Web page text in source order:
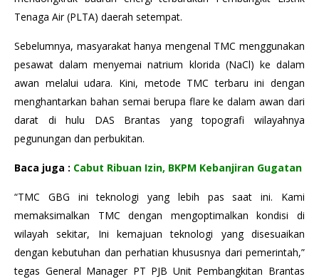
Tenaga Air (PLTA) daerah setempat.
Sebelumnya, masyarakat hanya mengenal TMC menggunakan
pesawat dalam menyemai natrium klorida (NaCl) ke dalam
awan melalui udara. Kini, metode TMC terbaru ini dengan
menghantarkan bahan semai berupa flare ke dalam awan dari
darat di hulu DAS Brantas yang topografi wilayahnya
pegunungan dan perbukitan.
Baca juga : Cabut Ribuan Izin, BKPM Kebanjiran Gugatan
“TMC GBG ini teknologi yang lebih pas saat ini. Kami
memaksimalkan TMC dengan mengoptimalkan kondisi di
wilayah sekitar, Ini kemajuan teknologi yang disesuaikan
dengan kebutuhan dan perhatian khususnya dari pemerintah,”
tegas General Manager PT PJB Unit Pembangkitan Brantas